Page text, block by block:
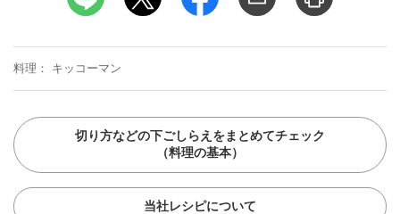
料理 キッコーマン
切り方などの下ごしらえをまとめてチェック
（料理の基本）
当社レシピについて